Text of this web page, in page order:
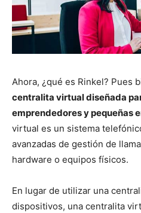
Ahora, ¿qué es Rinkel? Pues
centralita virtual diseñada
emprendedores y pequeñas
virtual es un sistema
avanzadas de gestión de
hardware o equipos físicos.
En lugar de utilizar una
dispositivos, una centralita